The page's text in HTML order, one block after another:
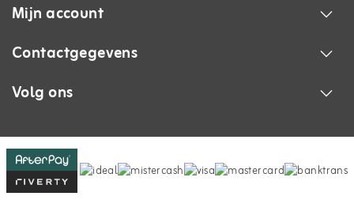
Mijn account
Contactgegevens
Volg ons